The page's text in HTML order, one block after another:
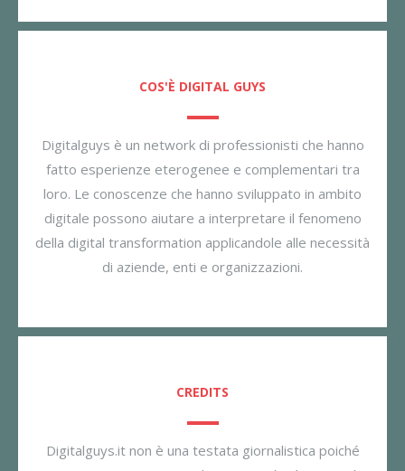
COS'È DIGITAL GUYS
Digitalguys è un network di professionisti che hanno
fatto esperienze eterogenee e complementari tra
loro. Le conoscenze che hanno sviluppato in ambito
digitale possono aiutare a interpretare il fenomeno
della digital transformation applicandole alle necessità
di aziende, enti e organizzazioni.
CREDITS
Digitalguys.it non è una testata giornalistica poiché